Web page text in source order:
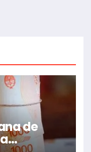
de